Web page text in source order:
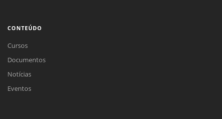
CONTEÚDO
Cursos
Documentos
Notícias
Eventos